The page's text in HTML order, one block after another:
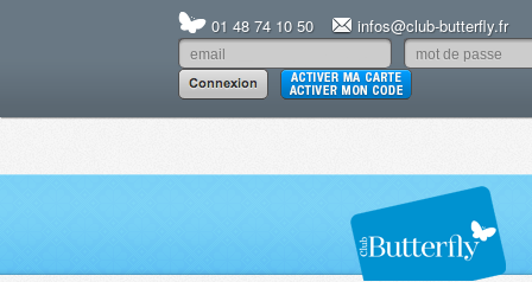
01 48 74 10 50 infos@club-butterfly.fr